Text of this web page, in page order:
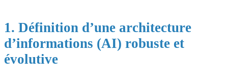
1. Définition d’une architecture
d’informations (AI) robuste et
évolutive